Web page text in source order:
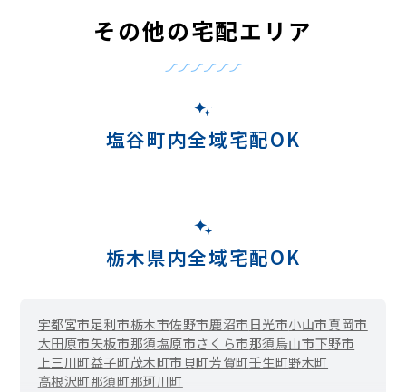
その他の宅配エリア
塩谷町内全域宅配OK
栃木県内全域宅配OK
宇都宮市足利市栃木市佐野市鹿沼市 日光市小山市真岡市
大田原市矢板市那須塩原市さくら市那須烏山市下野市
上三川町益子町茂木町市貝町芳賀町壬生町野木町
高根沢町那須町那珂川町